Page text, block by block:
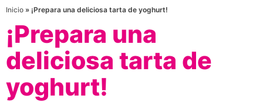
Inicio » ¡Prepara una deliciosa tarta de yoghurt!
¡Prepara una
deliciosa tarta de
yoghurt!